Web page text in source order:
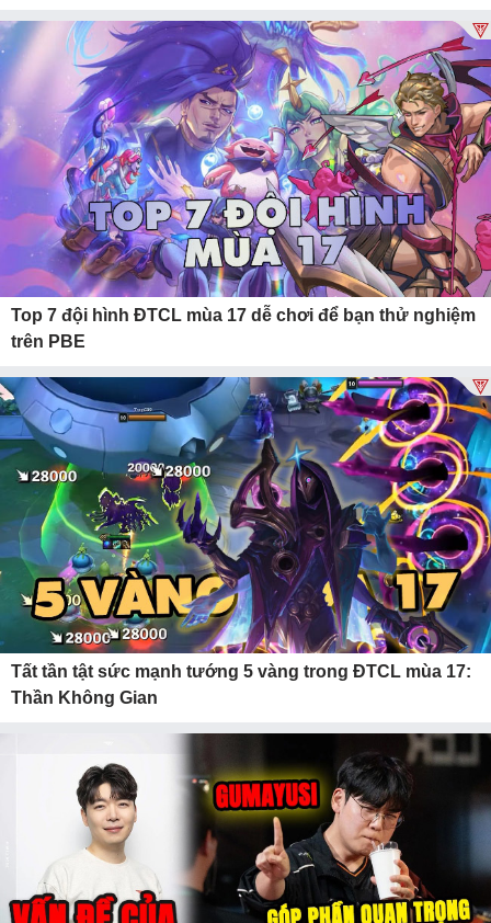
Top 7 đội hình ĐTCL mùa 17 dễ chơi để bạn thử nghiệm
trên PBE
Tất tần tật sức mạnh tướng 5 vàng trong ĐTCL mùa 17:
Thần Không Gian